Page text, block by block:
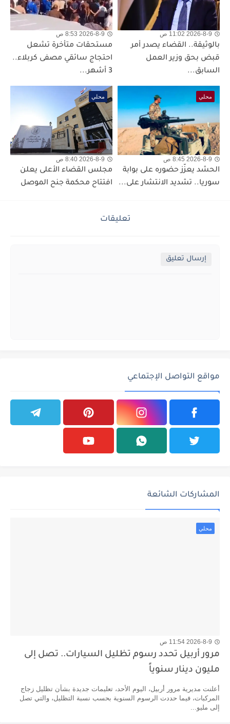
2026-8-9 11:02 ص
بالوثيقة.. القضاء يصدر أمر
قبض بحق وزير العمل
السابق...
2026-8-9 8:53 ص
مستحقات متأخرة تشعل
احتجاج سائقي مصفى كربلاء..
3 أشهر...
محلي
2026-8-9 8:45 ص
الحشد يعزّز حضوره على بوابة
سوريا.. تشديد الانتشار على...
محلي
2026-8-9 8:40 ص
مجلس القضاء الأعلى يعلن
افتتاح محكمة جنح الموصل
تعليقات
إرسال تعليق
مواقع التواصل الإجتماعي
المشاركات الشائعة
محلي
2026-8-9 11:54 ص
مرور أربيل تحدد رسوم تظليل السيارات.. تصل إلى
مليون دينار سنوياً
أعلنت مديرية مرور أربيل، اليوم الأحد، تعليمات جديدة بشأن تظليل زجاج
المركبات، فيما حددت الرسوم السنوية بحسب نسبة التظليل، والتي تصل
إلى مليو...